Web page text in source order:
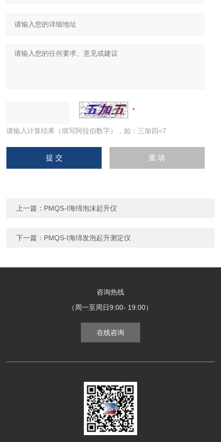
请输入计算结果（填写阿拉伯数字），如：三加四=7
上一篇： PMQS-I海绵泡沫起升仪
下一篇： PMQS-I海绵发泡起升测定仪
咨询热线
（周一至周日9:00- 19:00）
在线咨询